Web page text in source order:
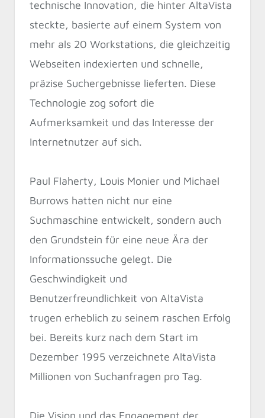
technische Innovation, die hinter AltaVista
steckte, basierte auf einem System von
mehr als 20 Workstations, die gleichzeitig
Webseiten indexierten und schnelle,
präzise Suchergebnisse lieferten. Diese
Technologie zog sofort die
Aufmerksamkeit und das Interesse der
Internetnutzer auf sich.
Paul Flaherty, Louis Monier und Michael
Burrows hatten nicht nur eine
Suchmaschine entwickelt, sondern auch
den Grundstein für eine neue Ära der
Informationssuche gelegt. Die
Geschwindigkeit und
Benutzerfreundlichkeit von AltaVista
trugen erheblich zu seinem raschen Erfolg
bei. Bereits kurz nach dem Start im
Dezember 1995 verzeichnete AltaVista
Millionen von Suchanfragen pro Tag.